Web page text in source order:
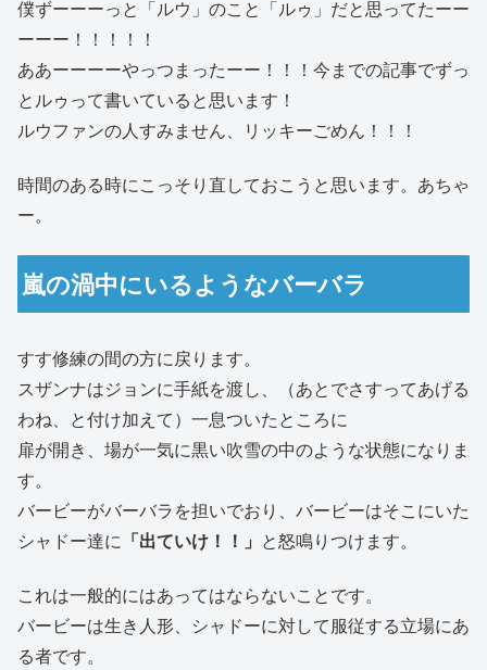
僕ずーーーっと「ルウ」のこと「ルゥ」だと思ってたーー
ーーー！！！！！
ああーーーーやっつまったーー！！！今までの記事でずっ
とルゥって書いていると思います！
ルウファンの人すみません、リッキーごめん！！！
時間のある時にこっそり直しておこうと思います。あちゃ
ー。
嵐の渦中にいるようなバーバラ
すす修練の間の方に戻ります。
スザンナはジョンに手紙を渡し、（あとでさすってあげる
わね、と付け加えて）一息ついたところに
扉が開き、場が一気に黒い吹雪の中のような状態になりま
す。
バービーがバーバラを担いでおり、バービーはそこにいた
シャドー達に 「出ていけ！！」 と怒鳴りつけます。
これは一般的にはあってはならないことです。
バービーは生き人形、シャドーに対して服従する立場にあ
る者です。